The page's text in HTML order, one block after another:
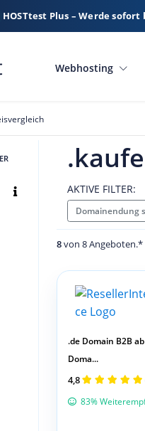
HOSTtest Plus – Werde
Webhosting
AKTIVE FILTER:
Domainendung
8von 8 Angeboten.*
.de Domain B2B
Doma...
4,8
83%